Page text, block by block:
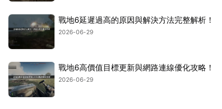
戰地6延遲過高的原因與解決方法完整解析！
2026-06-29
戰地6高價值目標更新與網路連線優化攻略！
2026-06-29